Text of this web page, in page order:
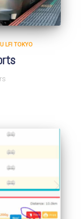
LFI TOKYO